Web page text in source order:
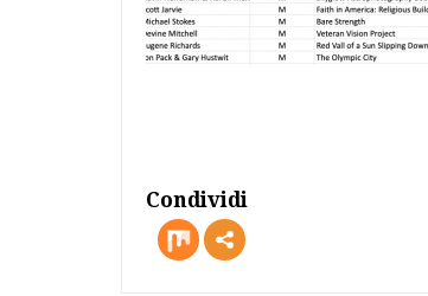
Condividi